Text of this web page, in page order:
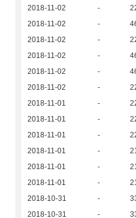
2018-11-02
-
2018-11-02
-
2018-11-02
-
2018-11-02
-
2018-11-02
-
2018-11-02
-
2018-11-01
-
2018-11-01
-
2018-11-01
-
2018-11-01
-
2018-11-01
-
2018-11-01
-
2018-10-31
-
2018-10-31
-